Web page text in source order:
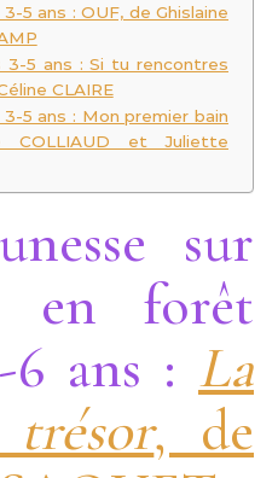
5 ans : OUF, de Ghislaine
3-5 ans : Si tu rencontres
CLAIRE
5 ans : Mon premier bain
et Juliette
sur
en forêt
ans : La
trésor, de